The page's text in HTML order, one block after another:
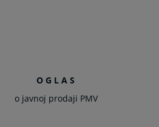
O G L A S
o javnoj prodaji PMV